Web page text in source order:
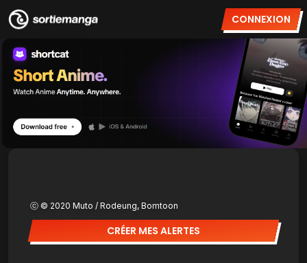
CONNEXION
ⓒ © 2020 Muto / Rodeung, Bomtoon
CRÉER MES ALERTES